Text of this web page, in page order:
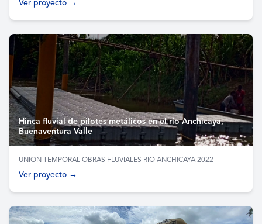
Ver proyecto →
Hinca fluvial de pilotes metálicos en el río Anchicaya,
Buenaventura Valle
UNION TEMPORAL OBRAS FLUVIALES RIO ANCHICAYA 2022
Ver proyecto →